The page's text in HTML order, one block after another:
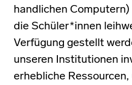
handlichen
die Schüler*innen
Verfügung gestellt
unseren Institutionen
erhebliche Ressourcen,